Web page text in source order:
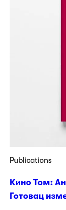
Publications
Кино Том:
Готовац